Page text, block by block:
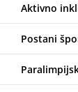
Aktivno
Postani